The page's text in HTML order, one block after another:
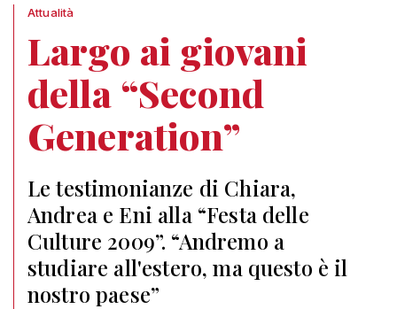
Attualità
Largo ai giovani
della “Second
Generation”
Le testimonianze di Chiara,
Andrea e Eni alla “Festa delle
Culture 2009”. “Andremo a
studiare all'estero, ma questo è il
nostro paese”